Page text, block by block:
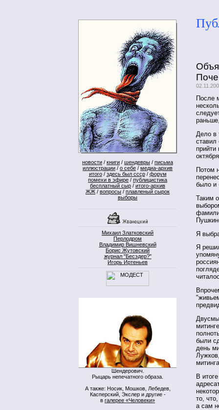
новости / книги / шендевры / письма
иллюстрации / о себе / медиа-архив
итого/ здесь был ссср/ форум
помехи в эфире / публицистика
бесплатный сыр / итого-архив
ЖЖ / вопросы / плавленый сырок
выборы
Михаил Златковский
Перлодром
Владимир Вишневский
Борис Жутовский
журнал "Бесэдер?"
Игорь Иртеньев
Шендерович.
Рыцарь непечатного образа.
А также: Носик, Мошков, Лебедев,
Касперский, Экслер и другие -
в галерее «Человеки»
После
Дело в
ставил
Потом
было и
Таким
Я
Я
были
день
В
то,
а сам